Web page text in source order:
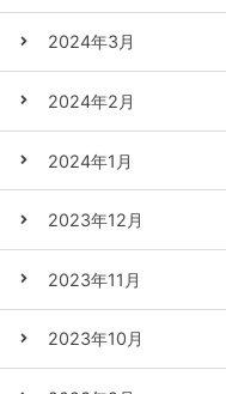
2024年3月
2024年2月
2024年1月
2023年12月
2023年11月
2023年10月